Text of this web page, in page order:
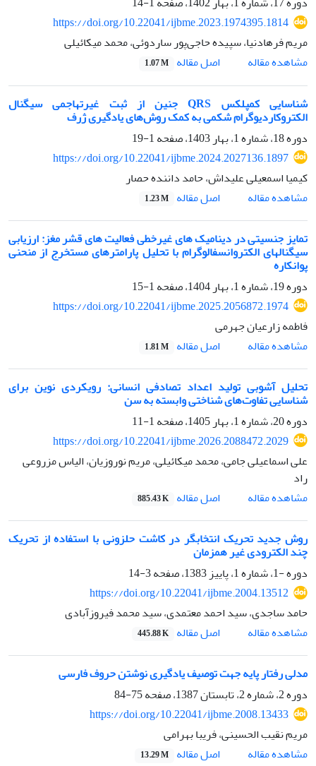
https://doi.org/10.22041/ijbme.2023.1974395.1814
مریم فرهادنیا، سپیده حاجی‌پور ساردوئی، محمد میکائیلی
مشاهده مقاله
اصل مقاله 1.07 M
شناسایی کمپلکس QRS جنین از ثبت غیرتهاجمی سیگنال
الکتروکاردیوگرام شکمی به کمک روش‌های یادگیری ژرف
دوره 18، شماره 1، بهار 1403، صفحه
1-19
https://doi.org/10.22041/ijbme.2024.2027136.1897
کیمیا اسمعیلی علیداش، حامد داننده حصار
مشاهده مقاله
اصل مقاله 1.23 M
تمایز جنسیتی در دینامیک های غیرخطی فعالیت های قشر مغز: ارزیابی
سیگنالهای الکتروانسفالوگرام با تحلیل پارامترهای مستخرج از منحنی
پوانکاره
دوره 19، شماره 1، بهار 1404، صفحه
1-15
https://doi.org/10.22041/ijbme.2025.2056872.1974
فاطمه زارعیان جهرمی
مشاهده مقاله
اصل مقاله 1.81 M
تحلیل آشوبی تولید اعداد تصادفی انسانی: رویکردی نوین برای
شناسایی تفاوت‌های شناختی وابسته به سن
دوره 20، شماره 1، بهار 1405، صفحه
1-11
https://doi.org/10.22041/ijbme.2026.2088472.2029
علی اسماعیلی جامی، محمد میکائیلی، مریم نوروزیان، الیاس مزروعی
راد
مشاهده مقاله
اصل مقاله 885.43 K
روش جدید تحریک انتخابگر در کاشت حلزونی با استفاده از تحریک
چند الکترودی غیر همزمان
دوره -1، شماره 1، پاییز 1383، صفحه
3-14
https://doi.org/10.22041/ijbme.2004.13512
حامد ساجدی، سید احمد معتمدی، سید محمد فیروزآبادی
مشاهده مقاله
اصل مقاله 445.88 K
مدلی رفتار پایه جهت توصیف یادگیری نوشتن حروف فارسی
دوره 2، شماره 2، تابستان 1387، صفحه
75-84
https://doi.org/10.22041/ijbme.2008.13433
مریم نقیب الحسینی، فریبا بهرامی
مشاهده مقاله
اصل مقاله 13.29 M